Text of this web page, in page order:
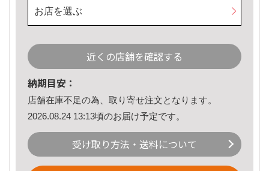
お店を選ぶ
近くの店舗を確認する
納期目安：
店舗在庫不足の為、取り寄せ注文となります。
2026.08.24 13:13頃のお届け予定です。
受け取り方法・送料について